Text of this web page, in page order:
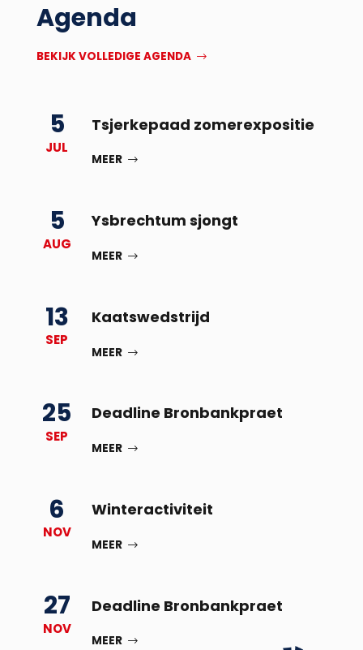
Agenda
BEKIJK VOLLEDIGE AGENDA
5
JUL
Tsjerkepaad zomerexpositie
MEER
5
AUG
Ysbrechtum sjongt
MEER
13
SEP
Kaatswedstrijd
MEER
25
SEP
Deadline Bronbankpraet
MEER
6
NOV
Winteractiviteit
MEER
27
NOV
Deadline Bronbankpraet
MEER